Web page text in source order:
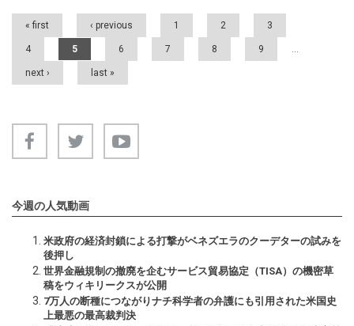
Pages
« first ‹ previous 1 2 3
4 5 6 7 8 9 …
next › last »
今週の人気動画
米政府の経済封鎖による打撃がベネズエラのクーデターの試みを
後押し
世界金融規制の撤廃を企むサービス貿易協定（TISA）の機密草
稿をウィキリークスが公開
7万人の断種につながりナチ科学者の弁護にも引用された米国史
上最悪の最高裁判決